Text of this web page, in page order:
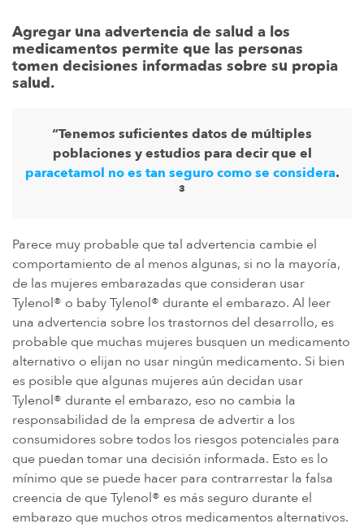
Agregar una advertencia de salud a los
medicamentos permite que las personas
tomen decisiones informadas sobre su propia
salud.
“Tenemos suficientes datos de múltiples
poblaciones y estudios para decir que el
paracetamol no es tan seguro como se considera.
3
Parece muy probable que tal advertencia cambie el
comportamiento de al menos algunas, si no la mayoría,
de las mujeres embarazadas que consideran usar
Tylenol® o baby Tylenol® durante el embarazo. Al leer
una advertencia sobre los trastornos del desarrollo, es
probable que muchas mujeres busquen un medicamento
alternativo o elijan no usar ningún medicamento. Si bien
es posible que algunas mujeres aún decidan usar
Tylenol® durante el embarazo, eso no cambia la
responsabilidad de la empresa de advertir a los
consumidores sobre todos los riesgos potenciales para
que puedan tomar una decisión informada. Esto es lo
mínimo que se puede hacer para contrarrestar la falsa
creencia de que Tylenol® es más seguro durante el
embarazo que muchos otros medicamentos alternativos.